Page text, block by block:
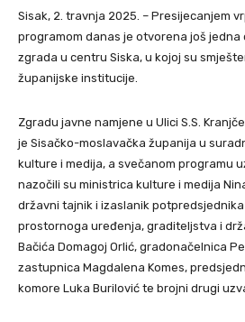
Sisak, 2. travnja 2025. – Presijecanjem
programom danas je otvorena još jedna
zgrada u centru Siska, u kojoj su
županijske institucije.
Zgradu javne namjene u Ulici S.S.
je Sisačko-moslavačka županija u
kulture i medija, a svečanom programu
nazočili su ministrica kulture i medija
državni tajnik i izaslanik
prostornoga uređenja, graditeljstva i
Bačića Domagoj Orlić, gradonačelnica
zastupnica Magdalena Komes,
komore Luka Burilović te brojni drugi